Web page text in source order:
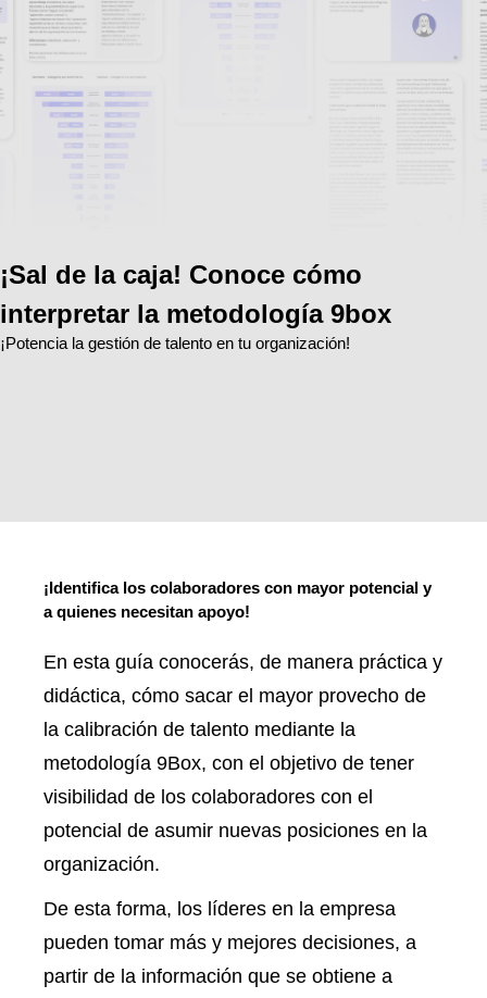
¡Sal de la caja! Conoce cómo
interpretar la metodología 9box
¡Potencia la gestión de talento en tu organización!
¡Identifica los colaboradores con mayor potencial y
a quienes necesitan apoyo!
En esta guía conocerás, de manera práctica y
didáctica, cómo sacar el mayor provecho de
la calibración de talento mediante la
metodología 9Box, con el objetivo de tener
visibilidad de los colaboradores con el
potencial de asumir nuevas posiciones en la
organización.
De esta forma, los líderes en la empresa
pueden tomar más y mejores decisiones, a
partir de la información que se obtiene a